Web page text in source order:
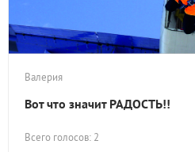
Валерия
Вот что значит РАДОСТЬ!!
Всего голосов: 2